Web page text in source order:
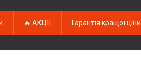
🔥 АКЦІЇ Гарантія кращої ціни